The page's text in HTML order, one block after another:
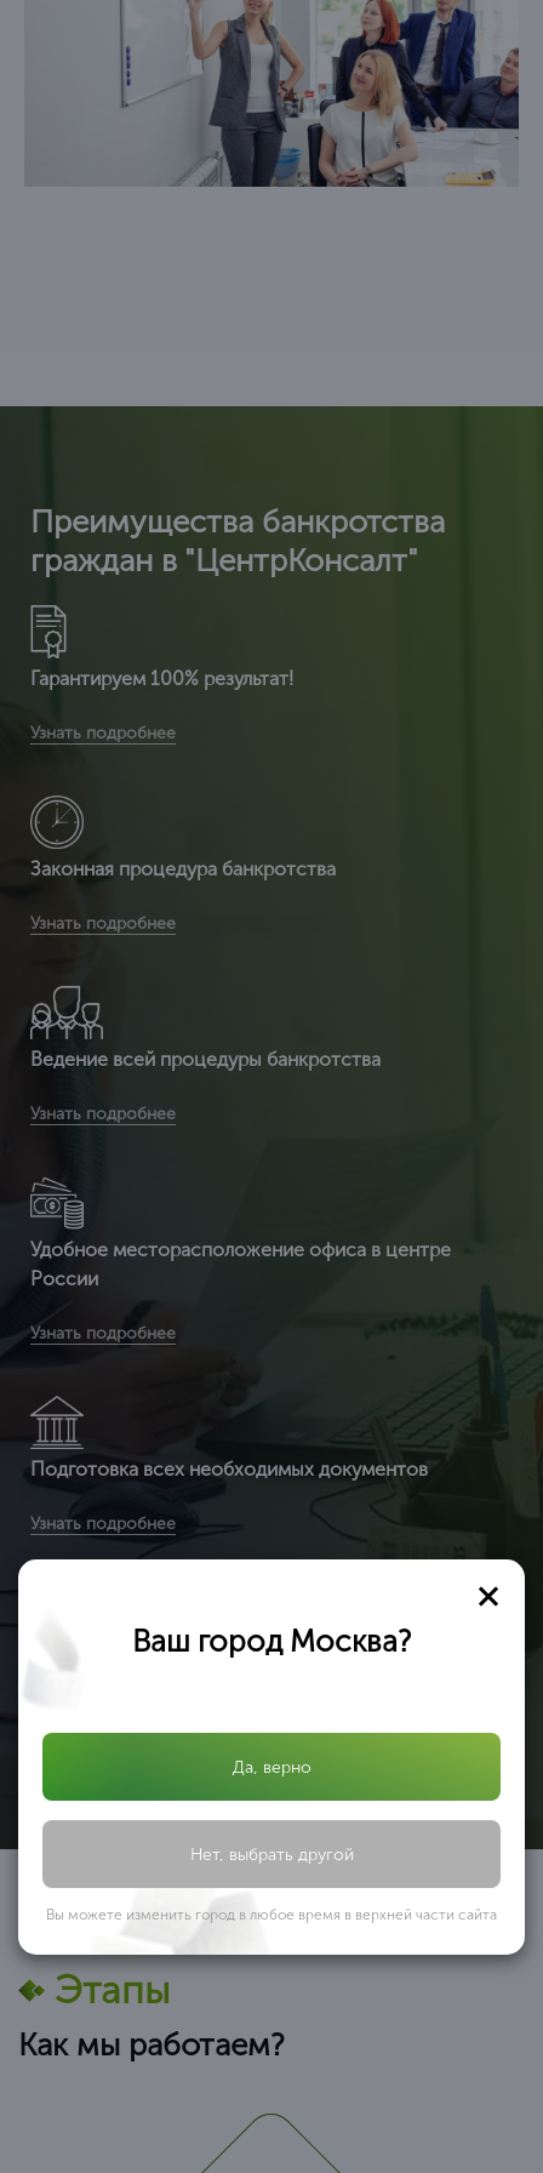
Происходит списание всех долгов или
уменьшение ежемесячных взносов и процентной
ставки по кредитам.
Преимущества банкротства
граждан в "ЦентрКонсалт"
Гарантируем 100% результат!
сертификат ИСО 14001 + расширенный сертификат по
Узнать подробнее
Законная процедура банкротства
являемся сертификационным центром и делаем
Узнать подробнее
Ведение всей процедуры банкротства
14001 от 2 часов
Узнать подробнее
Удобное месторасположение офиса в центре
России
Вы получите бесплатную доставку сертификата и
приложенных к нему документов по всей России
Узнать подробнее
Подготовка всех необходимых документов
Вы получаете документ с 3-ой защитой. Специальные
бланки (наша компания заказывает их на производстве, где
печатаются бланки под государств
Узнать подробнее
Никаких доплат за услуги во время работы
Вы получаете сертификат ИСО по выгодной цене (т.к. мы
Этапы
Как мы работаем?
Ваш город Москва?
Да, верно
Нет, выбрать другой
Вы можете изменить город в любое время в верхней части сайта